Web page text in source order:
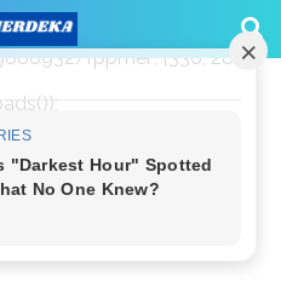
|| {cmd: []};
{
rppmer', [336, 280],